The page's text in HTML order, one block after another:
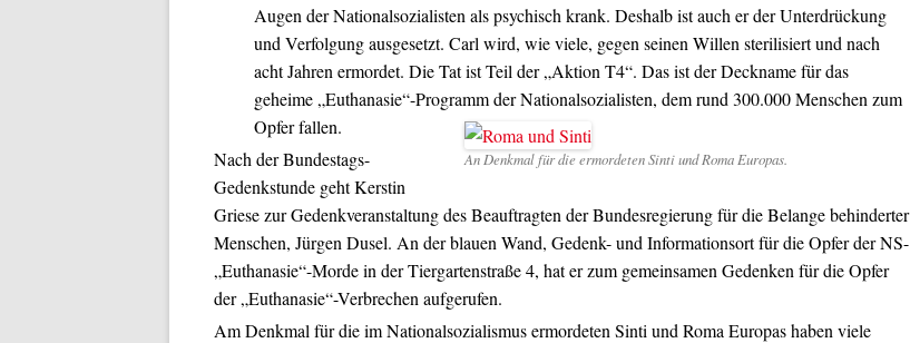
Augen der Nationalsozialisten als psychisch krank. Deshalb ist auch er der Unterdrückung
und Verfolgung ausgesetzt. Carl wird, wie viele, gegen seinen Willen sterilisiert und nach
acht Jahren ermordet. Die Tat ist Teil der „Aktion T4“. Das ist der Deckname für das
geheime „Euthanasie“-Programm der Nationalsozialisten, dem rund 300.000 Menschen zum
Opfer fallen.
An Denkmal für die ermordeten Sinti und Roma Europas.
Nach der Bundestags-
Gedenkstunde geht Kerstin
Griese zur Gedenkveranstaltung des Beauftragten der Bundesregierung für die Belange behinderter
Menschen, Jürgen Dusel. An der blauen Wand, Gedenk- und Informationsort für die Opfer der NS-
„Euthanasie“-Morde in der Tiergartenstraße 4, hat er zum gemeinsamen Gedenken für die Opfer
der „Euthanasie“-Verbrechen aufgerufen.
Am Denkmal für die im Nationalsozialismus ermordeten Sinti und Roma Europas haben viele